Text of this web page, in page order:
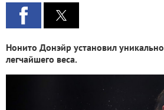
Нонито Донэйр установил
легчайшего веса.